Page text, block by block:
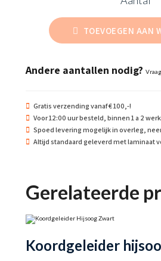
TOEVOEGEN AAN
Andere aantallen nodig?
Gratis verzending vanaf € 100,-!
Voor 12:00 uur besteld, binnen 1 a 2
Spoed levering mogelijk in overleg,
Altijd standaard geleverd met laminaat
Gerelateerde
Koordgeleider